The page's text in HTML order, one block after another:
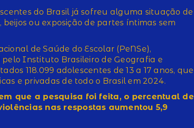
do Brasil já sofreu alguma situação de
ou exposição de partes íntimas sem
de Saúde do Escolar (PeNSe),
Instituto Brasileiro de Geografia e
118.099 adolescentes de 13 a 17 anos, que
e privadas de todo o Brasil em 2024.
que a pesquisa foi feita, o percentual de
nas respostas aumentou 5,9